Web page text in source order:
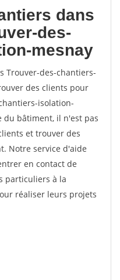
dans
des-
mesnay
Trouver-des-chantiers-
des clients pour
isolation-
du bâtiment, il n'est pas
et trouver des
Notre service d'aide
en contact de
particuliers à la
réaliser leurs projets